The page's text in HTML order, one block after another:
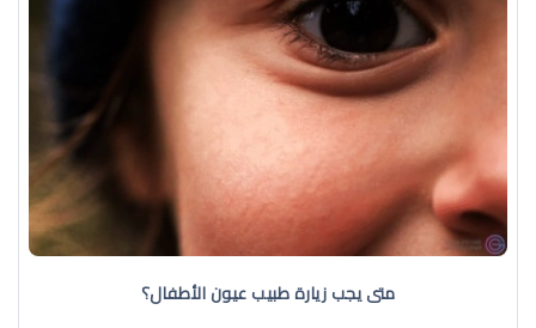
متى يجب زيارة طبيب عيون الأطفال؟